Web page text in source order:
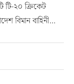
টি-২০ ক্রিকেট
বিমান বাহিনী…